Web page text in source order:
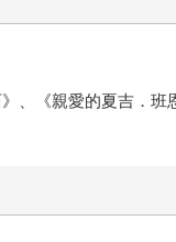
、《親愛的夏吉．班